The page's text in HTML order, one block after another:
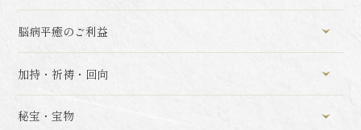
脳病平癒のご利益
加持・祈祷・回向
秘宝・宝物